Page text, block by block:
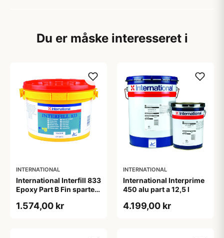
Du er måske interesseret i
INTERNATIONAL
International Interfill 833
Epoxy Part B Fin spartel
1.574,00 kr
INTERNATIONAL
International Interprime
450 alu part a 12,5 l
4.199,00 kr